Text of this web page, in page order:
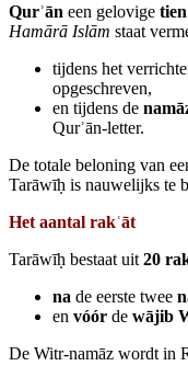
Qurʾān een gelovige
Hamārā Islām staat
tijdens het
opgeschreven,
en tijdens de
Qurʾān‑letter.
De totale beloning van
Tarāwīḥ is nauwelijks te
Het aantal rakʿāt
Tarāwīḥ bestaat uit 20
na de eerste twee
en vóór de wājib
De Witr‑namāz wordt in